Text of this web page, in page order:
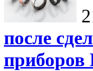
после
приборов